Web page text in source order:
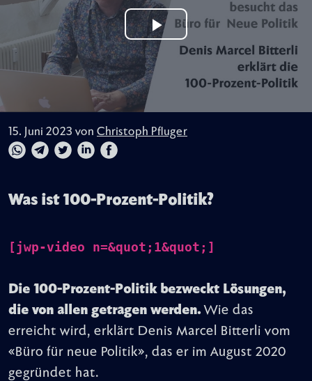
15. Juni 2023 von Christoph Pfluger
Was ist 100-Prozent-Politik?
[jwp-video n=&quot;1&quot;]
Die 100-Prozent-Politik bezweckt Lösungen,
die von allen getragen werden.Wie das
erreicht wird, erklärt Denis Marcel Bitterli vom
«Büro für neue Politik», das er im August 2020
gegründet hat.